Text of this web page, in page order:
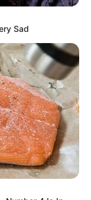
de
para
especializados
digital
Sad